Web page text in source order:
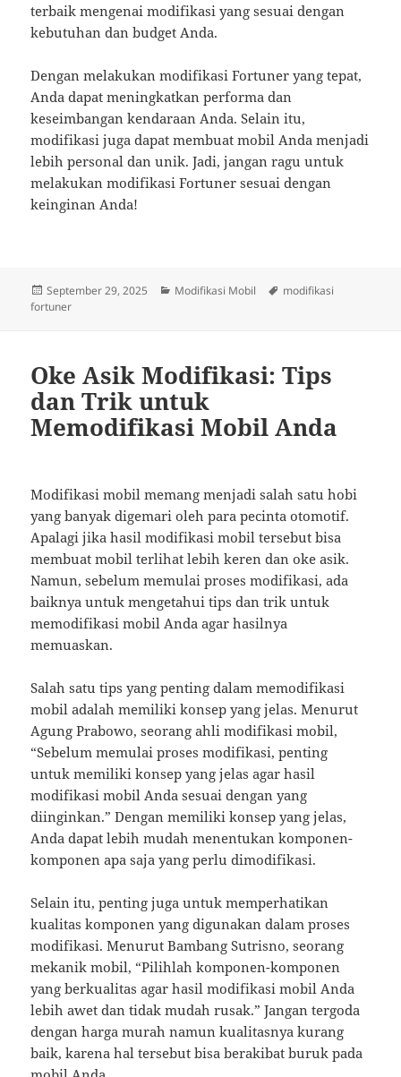
terbaik mengenai modifikasi yang sesuai dengan
kebutuhan dan budget Anda.
Dengan melakukan modifikasi Fortuner yang tepat,
Anda dapat meningkatkan performa dan
keseimbangan kendaraan Anda. Selain itu,
modifikasi juga dapat membuat mobil Anda menjadi
lebih personal dan unik. Jadi, jangan ragu untuk
melakukan modifikasi Fortuner sesuai dengan
keinginan Anda!
Posted
on
September 29, 2025 Categories
Modifikasi Mobil Tags
modifikasi
fortuner
Oke Asik Modifikasi: Tips
dan Trik untuk
Memodifikasi Mobil Anda
Modifikasi mobil memang menjadi salah satu hobi
yang banyak digemari oleh para pecinta otomotif.
Apalagi jika hasil modifikasi mobil tersebut bisa
membuat mobil terlihat lebih keren dan oke asik.
Namun, sebelum memulai proses modifikasi, ada
baiknya untuk mengetahui tips dan trik untuk
memodifikasi mobil Anda agar hasilnya
memuaskan.
Salah satu tips yang penting dalam memodifikasi
mobil adalah memiliki konsep yang jelas. Menurut
Agung Prabowo, seorang ahli modifikasi mobil,
“Sebelum memulai proses modifikasi, penting
untuk memiliki konsep yang jelas agar hasil
modifikasi mobil Anda sesuai dengan yang
diinginkan.” Dengan memiliki konsep yang jelas,
Anda dapat lebih mudah menentukan komponen-
komponen apa saja yang perlu dimodifikasi.
Selain itu, penting juga untuk memperhatikan
kualitas komponen yang digunakan dalam proses
modifikasi. Menurut Bambang Sutrisno, seorang
mekanik mobil, “Pilihlah komponen-komponen
yang berkualitas agar hasil modifikasi mobil Anda
lebih awet dan tidak mudah rusak.” Jangan tergoda
dengan harga murah namun kualitasnya kurang
baik, karena hal tersebut bisa berakibat buruk pada